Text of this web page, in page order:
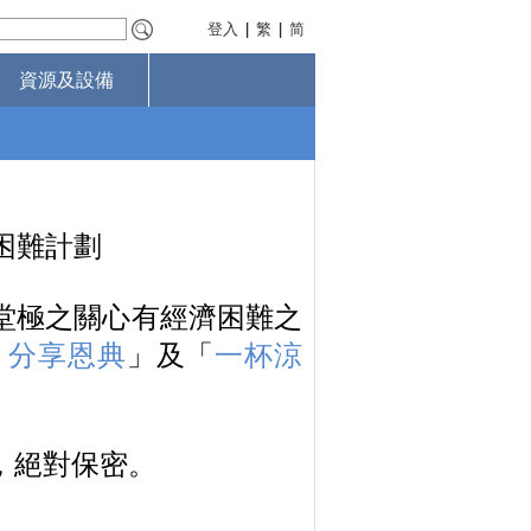
登入 繁 简
資源及設備
難計劃
極之關心有經濟困難之
享恩典 」及「 一杯涼
對保密。